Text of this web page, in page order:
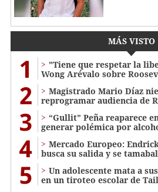
MÁS VISTO
1
"Tiene que respetar la
Wong Arévalo sobre
2
Magistrado Mario Díaz
reprogramar audiencia de
3
“Gullit” Peña reaparece
generar polémica por
4
Mercado Europeo:
busca su salida y se
5
Un adolescente mata a
en un tiroteo escolar de